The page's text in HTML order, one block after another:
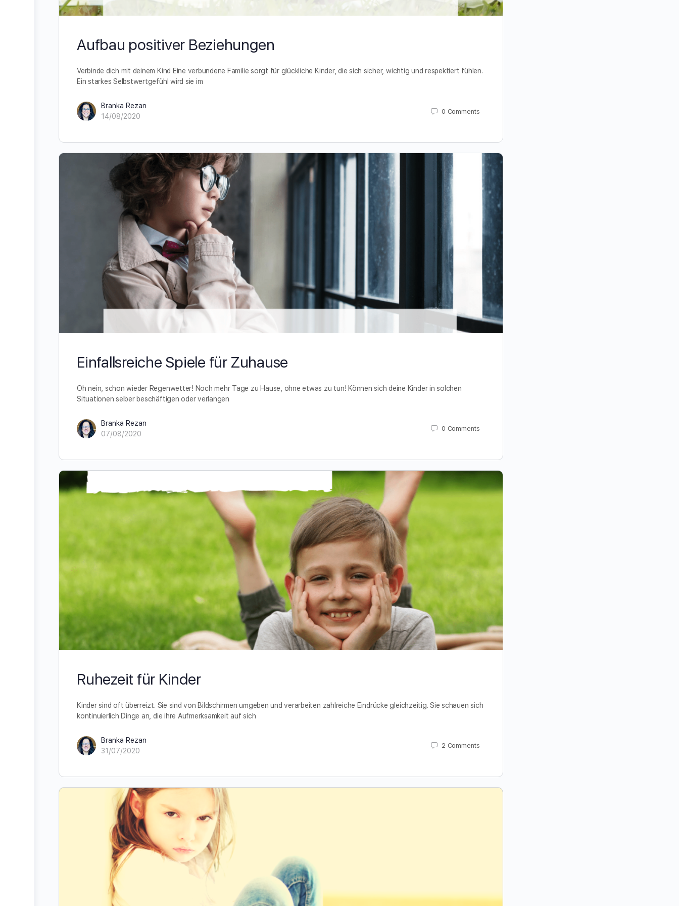
Aufbau positiver Beziehungen
Verbinde dich mit deinem Kind Eine verbundene Familie sorgt für glückliche Kinder, die sich sicher, wichtig und respektiert fühlen.
Ein starkes Selbstwertgefühl wird sie im
Branka Rezan
14/08/2020
0 Comments
Einfallsreiche Spiele für Zuhause
Oh nein, schon wieder Regenwetter! Noch mehr Tage zu Hause, ohne etwas zu tun! Können sich deine Kinder in solchen
Situationen selber beschäftigen oder verlangen
Branka Rezan
07/08/2020
0 Comments
Ruhezeit für Kinder
Kinder sind oft überreizt. Sie sind von Bildschirmen umgeben und verarbeiten zahlreiche Eindrücke gleichzeitig. Sie schauen sich
kontinuierlich Dinge an, die ihre Aufmerksamkeit auf sich
Branka Rezan
31/07/2020
2 Comments